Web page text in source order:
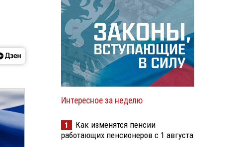
Интересное за неделю
1
Как изменятся пенсии
работающих пенсионеров с 1 августа